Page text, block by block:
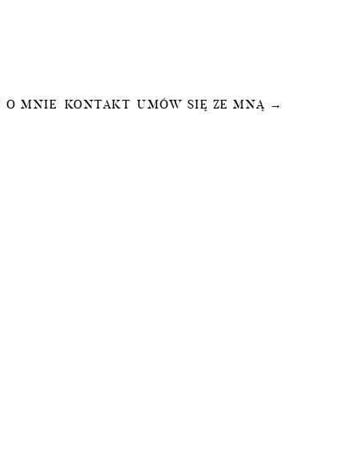
O MNIE KONTAKT UMÓW SIĘ ZE MNĄ →